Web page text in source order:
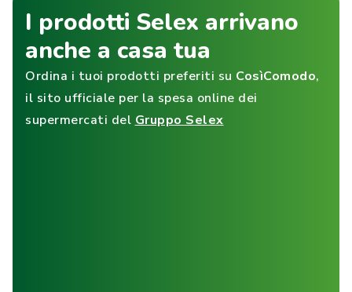
I prodotti Selex arrivano
anche a casa tua
Ordina i tuoi prodotti preferiti su CosìComodo,
il sito ufficiale per la spesa online dei
supermercati del Gruppo Selex